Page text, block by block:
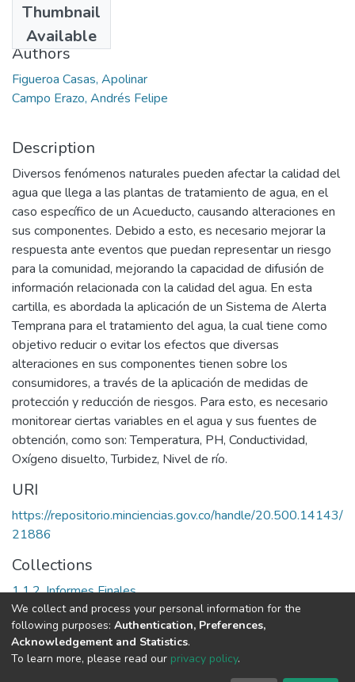
Thumbnail
Available
2014
Authors
Figueroa Casas, Apolinar
Campo Erazo, Andrés Felipe
Description
Diversos fenómenos naturales pueden afectar la calidad del
agua que llega a las plantas de tratamiento de agua, en el
caso específico de un Acueducto, causando alteraciones en
sus componentes. Debido a esto, es necesario mejorar la
respuesta ante eventos que puedan representar un riesgo
para la comunidad, mejorando la capacidad de difusión de
información relacionada con la calidad del agua. En esta
cartilla, es abordada la aplicación de un Sistema de Alerta
Temprana para el tratamiento del agua, la cual tiene como
objetivo reducir o evitar los efectos que diversas
alteraciones en sus componentes tienen sobre los
consumidores, a través de la aplicación de medidas de
protección y reducción de riesgos. Para esto, es necesario
monitorear ciertas variables en el agua y sus fuentes de
obtención, como son: Temperatura, PH, Conductividad,
Oxígeno disuelto, Turbidez, Nivel de río.
URI
https://repositorio.minciencias.gov.co/handle/20.500.14143/
21886
Collections
1.1.2. Informes Finales
Full item page
DSpace software copyright © 2002-2026
We collect and process your personal information for the
following purposes: Authentication, Preferences,
Acknowledgement and Statistics.
To learn more, please read our privacy policy.